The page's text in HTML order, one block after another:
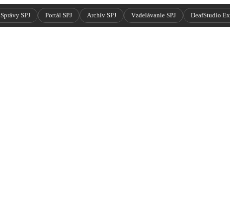
Správy SPJ Portál SPJ Archív SPJ Vzdelávanie SPJ DeafStudio